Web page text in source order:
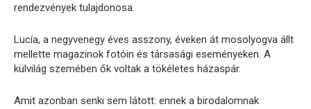
rendezvények tulajdonosa.
Lucía, a negyvenegy éves asszony, éveken át mosolyogva állt
mellette magazinok fotóin és társasági eseményeken. A
külvilág szemében ők voltak a tökéletes házaspár.
Amit azonban senki sem látott: ennek a birodalomnak